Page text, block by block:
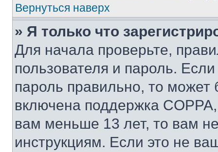
Вернуться наверх
» Я только что
Для начала проверьте,
пользователя и пароль.
пароль правильно, то может
включена поддержка
вам меньше 13 лет, то вам
инструкциям. Если это не